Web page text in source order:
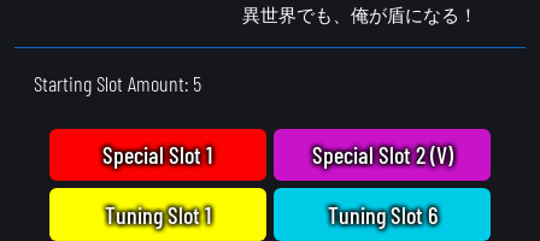
異世界でも、俺が盾になる！
Starting Slot Amount: 5
Special Slot 1
Tuning Slot 1
Special Slot 2 (V)
Tuning Slot 6